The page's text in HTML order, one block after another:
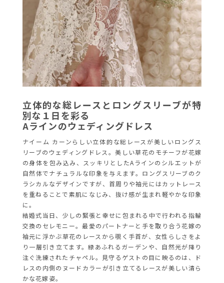
立体的な総レースとロングスリーブが特
別な１日を彩る
Aラインのウェディングドレス
ナイーム カーンらしい立体的な総レースが美しいロングス
リーブのウェディングドレス。美しい草花のモチーフが花嫁
の身体を包み込み、スッキリとしたAラインのシルエットが
自然体でナチュラルな印象を与えます。ロングスリーブのク
ラシカルなデザインですが、首周りや袖元にはカットレース
を重ねることで素肌になじみ、抜け感が生まれ軽やかな印象
に。
結婚式当日、少しの緊張と幸せに包まれる中で行われる指輪
交換のセレモニー。最愛のパートナーと手を取り合う花嫁の
袖元に浮かぶ草花のレースから覗く手首が、女性らしさをよ
り一層引き立てます。緑あふれるガーデンや、自然光が降り
注ぐ洗練されたチャペル。見守るゲストの目に映るのは、ド
レスの内側のヌードカラーが引き立てるレースが美しい清ら
かな花嫁姿。